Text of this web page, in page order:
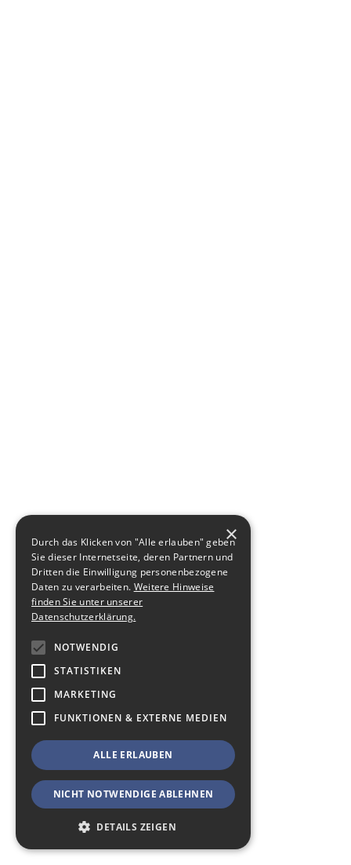
×
Durch das Klicken von "Alle erlauben" geben
Sie dieser Internetseite, deren Partnern und
Dritten die Einwilligung personenbezogene
Daten zu verarbeiten. Weitere Hinweise
finden Sie unter unserer
Datenschutzerklärung.
NOTWENDIG
STATISTIKEN
MARKETING
FUNKTIONEN & EXTERNE MEDIEN
ALLE ERLAUBEN
NICHT NOTWENDIGE ABLEHNEN
DETAILS ZEIGEN